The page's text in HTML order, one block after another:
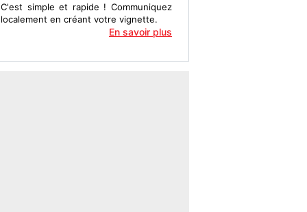
C'est simple et rapide ! Communiquez
localement en créant votre vignette.
En savoir plus